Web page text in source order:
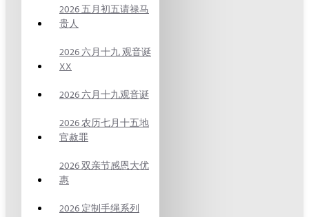
2026 五月初五请禄马
贵人
2026 六月十九 观音诞
XX
2026 六月十九观音诞
2026 农历七月十五地
官赦罪
2026 双亲节感恩大优
惠
2026 定制手绳系列